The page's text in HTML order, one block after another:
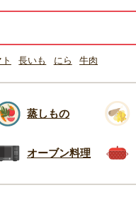
ト 長いも にら 牛肉
蒸しもの
オーブン料理